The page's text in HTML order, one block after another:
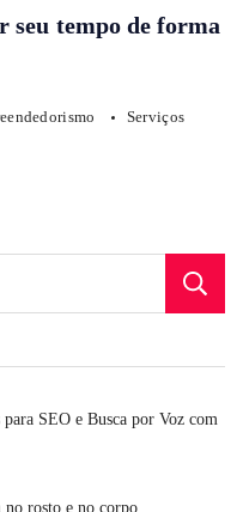
seu tempo de forma
Serviços
SEO e Busca por Voz com
no rosto e no corpo